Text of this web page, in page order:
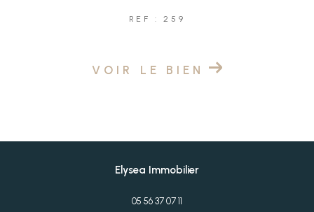
REF : 259
VOIR LE BIEN
Elysea Immobilier
05 56 37 07 11